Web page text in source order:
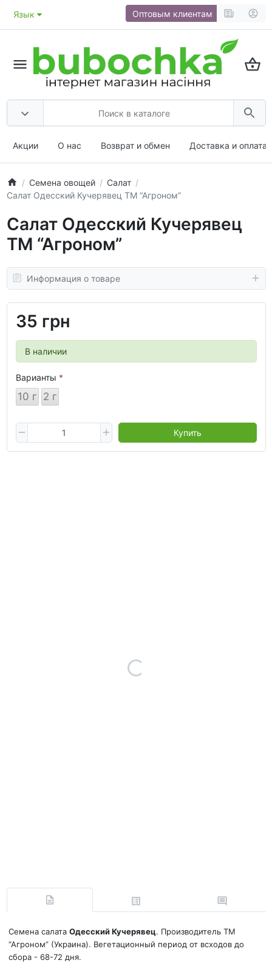
Язык Оптовым клиентам
Акции О нас Возврат и обмен Доставка и оплата
Семена овощей
Салат
Салат Одесский Кучерявец ТМ “Агроном”
Салат Одесский Кучерявец
ТМ “Агроном”
Информация о товаре
35 грн
В наличии
Варианты
10 г 2 г
Купить
Семена салата Одесский Кучерявец. Производитель ТМ
“Агроном” (Украина). Вегетационный период от всходов до
сбора - 68-72 дня.